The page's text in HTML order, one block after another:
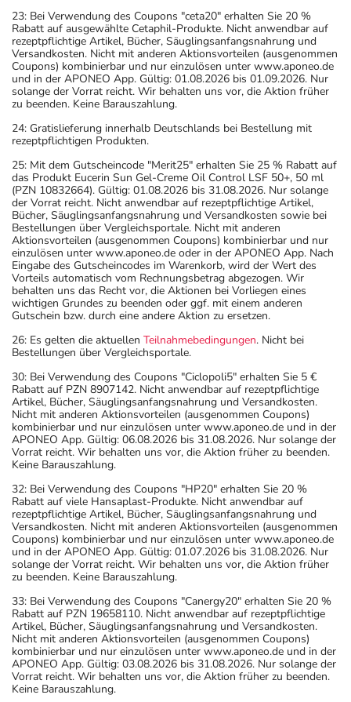
23: Bei Verwendung des Coupons "ceta20" erhalten Sie 20 %
Rabatt auf ausgewählte Cetaphil-Produkte. Nicht anwendbar auf
rezeptpflichtige Artikel, Bücher, Säuglingsanfangsnahrung und
Versandkosten. Nicht mit anderen Aktionsvorteilen (ausgenommen
Coupons) kombinierbar und nur einzulösen unter www.aponeo.de
und in der APONEO App. Gültig: 01.08.2026 bis 01.09.2026. Nur
solange der Vorrat reicht. Wir behalten uns vor, die Aktion früher
zu beenden. Keine Barauszahlung.
24: Gratislieferung innerhalb Deutschlands bei Bestellung mit
rezeptpflichtigen Produkten.
25: Mit dem Gutscheincode "Merit25" erhalten Sie 25 % Rabatt auf
das Produkt Eucerin Sun Gel-Creme Oil Control LSF 50+, 50 ml
(PZN 10832664). Gültig: 01.08.2026 bis 31.08.2026. Nur solange
der Vorrat reicht. Nicht anwendbar auf rezeptpflichtige Artikel,
Bücher, Säuglingsanfangsnahrung und Versandkosten sowie bei
Bestellungen über Vergleichsportale. Nicht mit anderen
Aktionsvorteilen (ausgenommen Coupons) kombinierbar und nur
einzulösen unter www.aponeo.de oder in der APONEO App. Nach
Eingabe des Gutscheincodes im Warenkorb, wird der Wert des
Vorteils automatisch vom Rechnungsbetrag abgezogen. Wir
behalten uns das Recht vor, die Aktionen bei Vorliegen eines
wichtigen Grundes zu beenden oder ggf. mit einem anderen
Gutschein bzw. durch eine andere Aktion zu ersetzen.
26: Es gelten die aktuellen Teilnahmebedingungen. Nicht bei
Bestellungen über Vergleichsportale.
30: Bei Verwendung des Coupons "Ciclopoli5" erhalten Sie 5 €
Rabatt auf PZN 8907142. Nicht anwendbar auf rezeptpflichtige
Artikel, Bücher, Säuglingsanfangsnahrung und Versandkosten.
Nicht mit anderen Aktionsvorteilen (ausgenommen Coupons)
kombinierbar und nur einzulösen unter www.aponeo.de und in der
APONEO App. Gültig: 06.08.2026 bis 31.08.2026. Nur solange der
Vorrat reicht. Wir behalten uns vor, die Aktion früher zu beenden.
Keine Barauszahlung.
32: Bei Verwendung des Coupons "HP20" erhalten Sie 20 %
Rabatt auf viele Hansaplast-Produkte. Nicht anwendbar auf
rezeptpflichtige Artikel, Bücher, Säuglingsanfangsnahrung und
Versandkosten. Nicht mit anderen Aktionsvorteilen (ausgenommen
Coupons) kombinierbar und nur einzulösen unter www.aponeo.de
und in der APONEO App. Gültig: 01.07.2026 bis 31.08.2026. Nur
solange der Vorrat reicht. Wir behalten uns vor, die Aktion früher
zu beenden. Keine Barauszahlung.
33: Bei Verwendung des Coupons "Canergy20" erhalten Sie 20 %
Rabatt auf PZN 19658110. Nicht anwendbar auf rezeptpflichtige
Artikel, Bücher, Säuglingsanfangsnahrung und Versandkosten.
Nicht mit anderen Aktionsvorteilen (ausgenommen Coupons)
kombinierbar und nur einzulösen unter www.aponeo.de und in der
APONEO App. Gültig: 03.08.2026 bis 31.08.2026. Nur solange der
Vorrat reicht. Wir behalten uns vor, die Aktion früher zu beenden.
Keine Barauszahlung.